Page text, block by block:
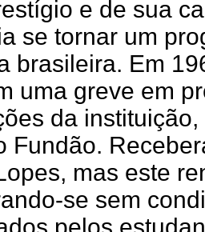
e de sua
se tornar um
brasileira. Em
uma greve em
da
Fundão.
mas este
se sem